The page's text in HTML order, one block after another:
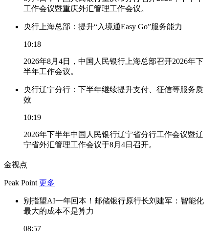
工作会议暨重庆外汇管理工作会议。
央行上海总部：提升“入境通Easy Go”服务能力
10:18
2026年8月4日，中国人民银行上海总部召开2026年下
半年工作会议。
央行辽宁分行：下半年继续提升支付、征信等服务质
效
10:19
2026年下半年中国人民银行辽宁省分行工作会议暨辽
宁省外汇管理工作会议于8月4日召开。
金视点
Peak Point 更多
别指望AI一年回本！邮储银行原行长刘建军：智能化
最大的成本不是算力
08:57